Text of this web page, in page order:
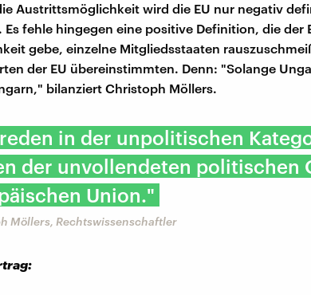
Austrittsmöglichkeit wird die EU nur negativ
Es fehle hingegen eine positive Definition, die der
gebe, einzelne Mitgliedsstaaten
der EU übereinstimmten. Denn: "Solange
bilanziert Christoph Möllers.
in der unpolitischen
der unvollendeten politischen
Union."
Möllers, Rechtswissenschaftler